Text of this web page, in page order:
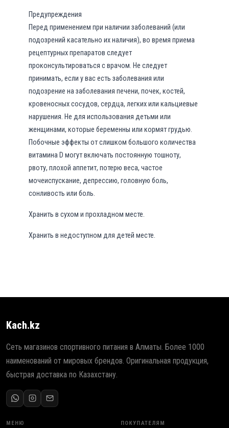
Предупреждения
Перед применением при наличии заболеваний (или
подозрений касательно их наличия), во время приема
рецептурных препаратов следует
проконсультироваться с врачом. Не следует
принимать, если у вас есть заболевания или
подозрение на заболевания печени, почек, костей,
кровеносных сосудов, сердца, легких или кальциевые
нарушения. Не для использования детьми или
женщинами, которые беременны или кормят грудью.
Побочные эффекты от слишком большого количества
витамина D могут включать постоянную тошноту,
рвоту, плохой аппетит, потерю веса, частое
мочеиспускание, депрессию, головную боль,
сонливость или боль.
Хранить в сухом и прохладном месте.
Хранить в недоступном для детей месте.
Kach.kz
Сеть магазинов спортивного питания в Алматы. Более 1000
наименований от мировых брендов. Оригинальная продукция,
быстрая доставка по Казахстану.
МЕНЮ ПОКУПАТЕЛЯМ